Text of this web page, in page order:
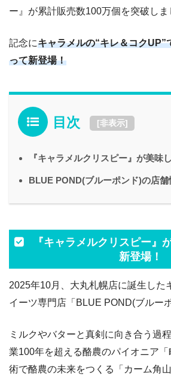
ー』が累計販売数100万個を突破しま
記念にキャラメルの“キレ＆コクUP”
って新登場！
目次 [非表示]
『キャラメルクリスピー』が美味
BLUE POND(ブルーポンド)の店舗
『キャラメルクリスピー』
新登場！
2025年10月、大丸札幌店に誕生した
イーツ専門店「BLUE POND(ブルー
ミルクやバターと真剣に向き合う過
業100年を超える酪農のパイオニア
術で酪農の未来をつくる「カーム角山